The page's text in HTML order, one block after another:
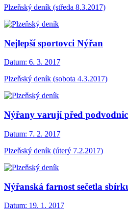
Plzeňský deník (středa 8.3.2017)
Nejlepší sportovci Nýřan
Datum: 6. 3. 2017
Plzeňský deník (sobota 4.3.2017)
Nýřany varují před
Datum: 7. 2. 2017
Plzeňský deník (úterý 7.2.2017)
Nýřanská farnost sečetla
Datum: 19. 1. 2017